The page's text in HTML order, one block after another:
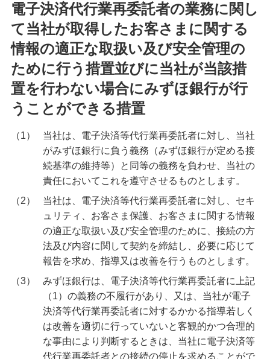
電子決済代行業再委託者の業務に関し
て当社が取得したお客さまに関する
情報の適正な取扱い及び安全管理の
ために行う措置並びに当社が当該措
置を行わない場合にみずほ銀行が行
うことができる措置
（1）
当社は、電子決済等代行業再委託者に対し、当社
がみずほ銀行に負う義務（みずほ銀行が定める接
続基準の維持等）と同等の義務を負わせ、当社の
責任においてこれを遵守させるものとします。
（2）
当社は、電子決済等代行業再委託者に対し、セキ
ュリティ、お客さま保護、お客さまに関する情報
の適正な取扱い及び安全管理のために、接続の方
法及び内容に関して契約を締結し、必要に応じて
報告を求め、指導又は改善を行うものとします。
（3）
みずほ銀行は、電子決済等代行業再委託者に上記
（1）の義務の不履行があり、又は、当社が電子
決済等代行業再委託者に対するかかる指導若しく
は改善を適切に行っていないと客観的かつ合理的
な事由により判断するときは、当社に電子決済等
代行業再委託者との接続の停止を求めることがで